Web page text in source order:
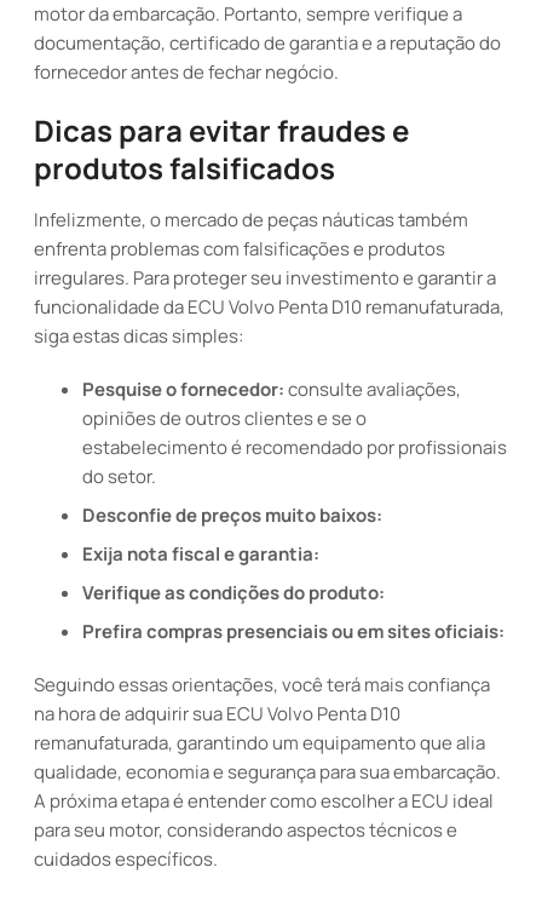
motor da embarcação. Portanto, sempre verifique a
documentação, certificado de garantia e a reputação do
fornecedor antes de fechar negócio.
Dicas para evitar fraudes e
produtos falsificados
Infelizmente, o mercado de peças náuticas também
enfrenta problemas com falsificações e produtos
irregulares. Para proteger seu investimento e garantir a
funcionalidade da ECU Volvo Penta D10 remanufaturada,
siga estas dicas simples:
Pesquise o fornecedor:consulte avaliações,
opiniões de outros clientes e se o
estabelecimento é recomendado por profissionais
do setor.
Desconfie de preços muito baixos:
Exija nota fiscal e garantia:
Verifique as condições do produto:
Prefira compras presenciais ou em sites oficiais:
Seguindo essas orientações, você terá mais confiança
na hora de adquirir sua ECU Volvo Penta D10
remanufaturada, garantindo um equipamento que alia
qualidade, economia e segurança para sua embarcação.
A próxima etapa é entender como escolher a ECU ideal
para seu motor, considerando aspectos técnicos e
cuidados específicos.